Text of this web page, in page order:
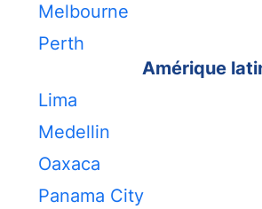
Melbourne
Perth
Amérique
Lima
Medellin
Oaxaca
Panama City